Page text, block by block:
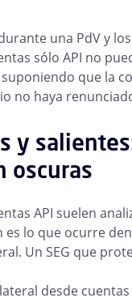
una PdV y
sólo API no
que la
no haya
y
oscuras
API suelen
es lo que ocurre
Un SEG que
desde